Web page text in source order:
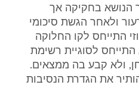
הנושא בחקיקה אך
ולאחר הגשת סיכומי
התייחס לקו החלוקה
התייחס לסוגיית רשימת
ולא קבע בה ממצאים.
את הגדרת הנסיבות